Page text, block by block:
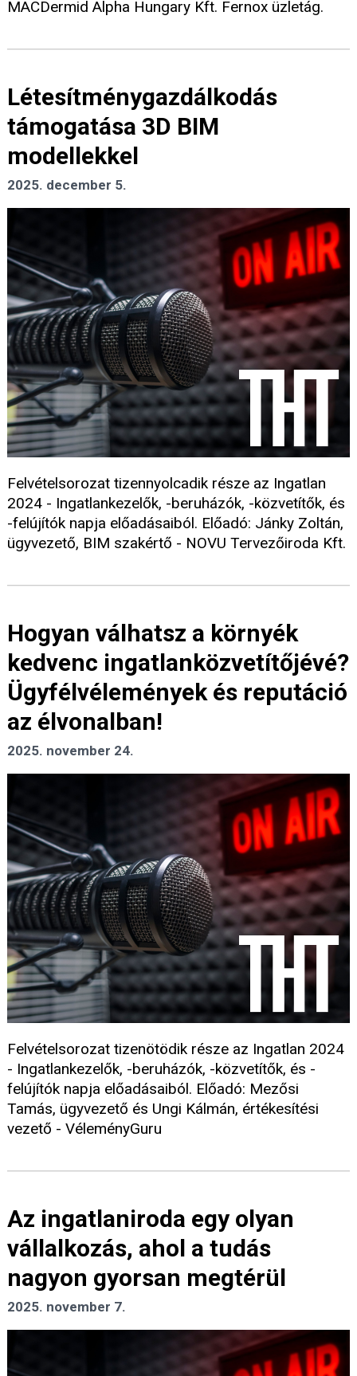
MACDermid Alpha Hungary Kft. Fernox üzletág.
Létesítménygazdálkodás
támogatása 3D BIM
modellekkel
2025. december 5.
Felvételsorozat tizennyolcadik része az Ingatlan
2024 - Ingatlankezelők, -beruházók, -közvetítők, és
-felújítók napja előadásaiból. Előadó: Jánky Zoltán,
ügyvezető, BIM szakértő - NOVU Tervezőiroda Kft.
Hogyan válhatsz a környék
kedvenc ingatlanközvetítőjévé?
Ügyfélvélemények és reputáció
az élvonalban!
2025. november 24.
Felvételsorozat tizenötödik része az Ingatlan 2024
- Ingatlankezelők, -beruházók, -közvetítők, és -
felújítók napja előadásaiból. Előadó: Mezősi
Tamás, ügyvezető és Ungi Kálmán, értékesítési
vezető - VéleményGuru
Az ingatlaniroda egy olyan
vállalkozás, ahol a tudás
nagyon gyorsan megtérül
2025. november 7.